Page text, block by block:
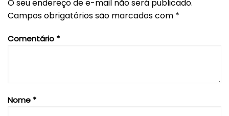
O seu endereço de e-mail não será publicado.
Campos obrigatórios são marcados com *
Comentário *
Nome *